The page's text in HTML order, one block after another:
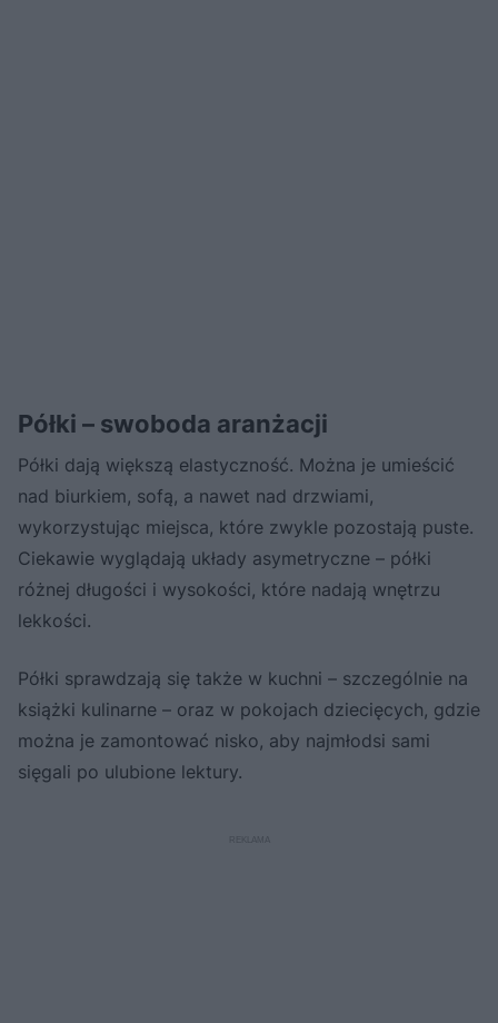
Półki – swoboda aranżacji
Półki dają większą elastyczność. Można je umieścić
nad biurkiem, sofą, a nawet nad drzwiami,
wykorzystując miejsca, które zwykle pozostają puste.
Ciekawie wyglądają układy asymetryczne – półki
różnej długości i wysokości, które nadają wnętrzu
lekkości.
Półki sprawdzają się także w kuchni – szczególnie na
książki kulinarne – oraz w pokojach dziecięcych, gdzie
można je zamontować nisko, aby najmłodsi sami
sięgali po ulubione lektury.